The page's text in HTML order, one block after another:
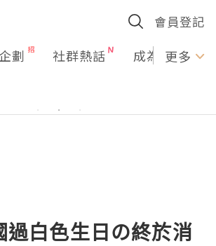
會員登記
劃 社群熱話 成為U更多
過白色生日の終於消